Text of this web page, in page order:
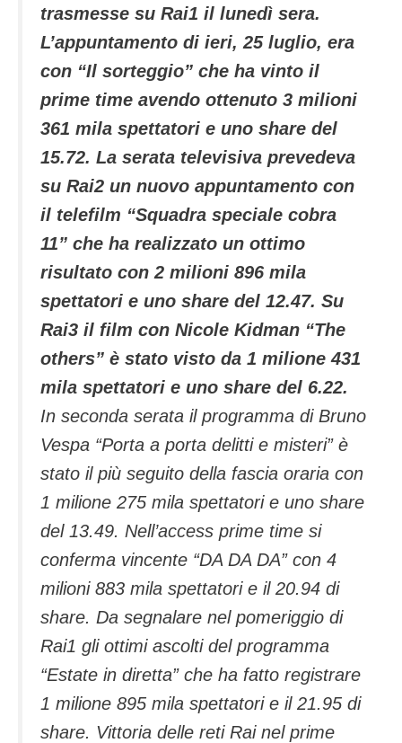
trasmesse su Rai1 il lunedì sera.
L’appuntamento di ieri, 25 luglio, era
con “Il sorteggio” che ha vinto il
prime time avendo ottenuto 3 milioni
361 mila spettatori e uno share del
15.72. La serata televisiva prevedeva
su Rai2 un nuovo appuntamento con
il telefilm “Squadra speciale cobra
11” che ha realizzato un ottimo
risultato con 2 milioni 896 mila
spettatori e uno share del 12.47. Su
Rai3 il film con Nicole Kidman “The
others” è stato visto da 1 milione 431
mila spettatori e uno share del 6.22.
In seconda serata il programma di Bruno
Vespa “Porta a porta delitti e misteri” è
stato il più seguito della fascia oraria con
1 milione 275 mila spettatori e uno share
del 13.49. Nell’access prime time si
conferma vincente “DA DA DA” con 4
milioni 883 mila spettatori e il 20.94 di
share. Da segnalare nel pomeriggio di
Rai1 gli ottimi ascolti del programma
“Estate in diretta” che ha fatto registrare
1 milione 895 mila spettatori e il 21.95 di
share. Vittoria delle reti Rai nel prime